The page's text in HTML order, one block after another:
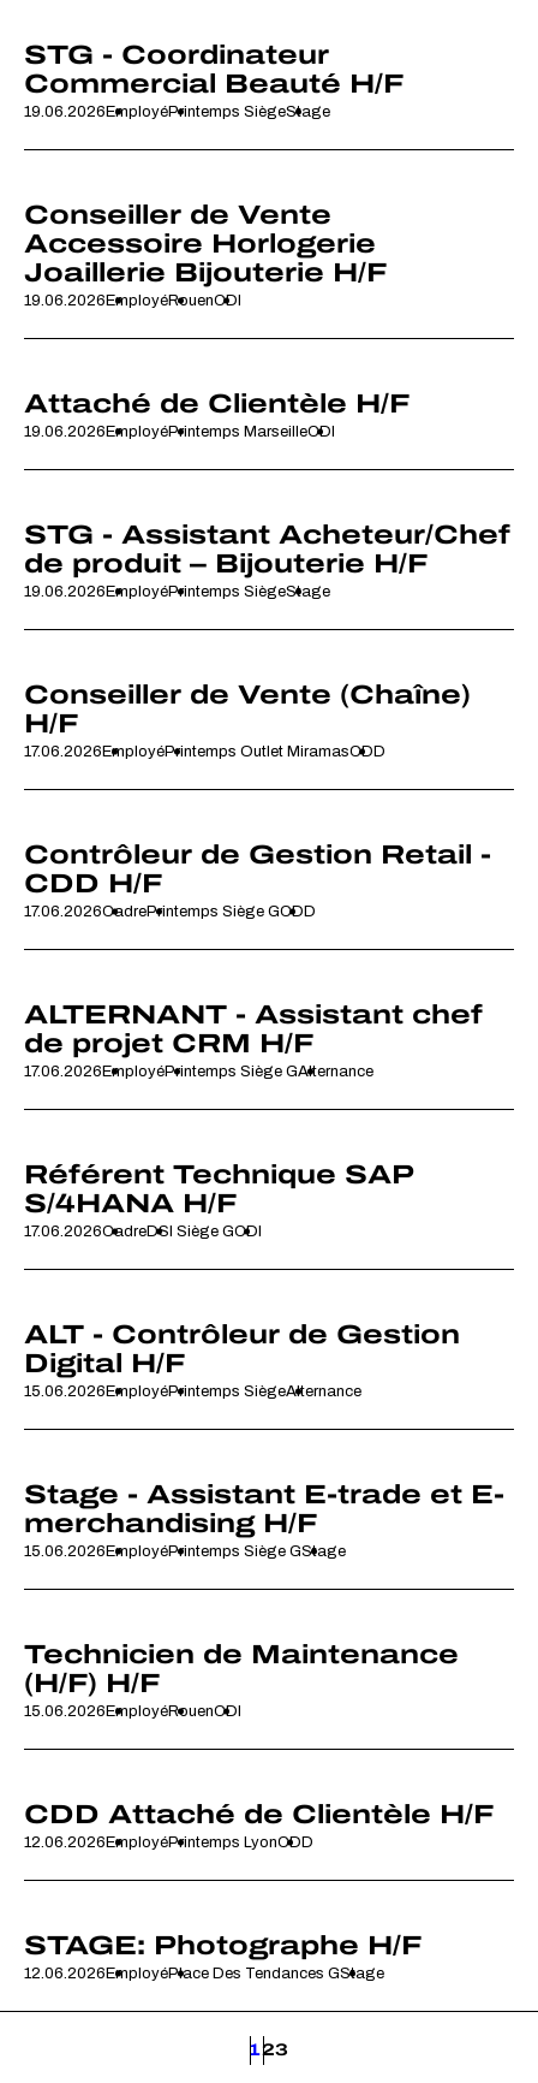
STG - Coordinateur
Commercial Beauté H/F
19.06.2026EmployéPrintemps SiègeStage
Conseiller de Vente
Accessoire Horlogerie
Joaillerie Bijouterie H/F
19.06.2026EmployéRouenCDI
Attaché de Clientèle H/F
19.06.2026EmployéPrintemps MarseilleCDI
STG - Assistant Acheteur/Chef
de produit – Bijouterie H/F
19.06.2026EmployéPrintemps SiègeStage
Conseiller de Vente (Chaîne)
H/F
17.06.2026EmployéPrintemps Outlet MiramasCDD
Contrôleur de Gestion Retail -
CDD H/F
17.06.2026CadrePrintemps Siège GCDD
ALTERNANT - Assistant chef
de projet CRM H/F
17.06.2026EmployéPrintemps Siège GAlternance
Référent Technique SAP
S/4HANA H/F
17.06.2026CadreDSI Siège GCDI
ALT - Contrôleur de Gestion
Digital H/F
15.06.2026EmployéPrintemps SiègeAlternance
Stage - Assistant E-trade et E-
merchandising H/F
15.06.2026EmployéPrintemps Siège GStage
Technicien de Maintenance
(H/F) H/F
15.06.2026EmployéRouenCDI
CDD Attaché de Clientèle H/F
12.06.2026EmployéPrintemps LyonCDD
STAGE: Photographe H/F
12.06.2026EmployéPlace Des Tendances GStage
Pagination
123